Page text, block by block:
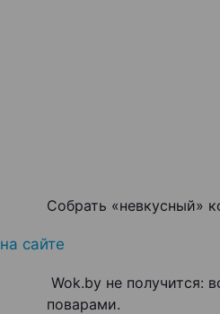
Собрать «невкусный»
на сайте
Wok.by не получится:
поварами.